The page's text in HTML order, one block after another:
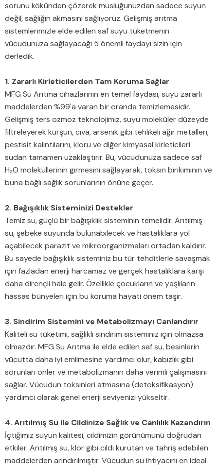
sorunu kökünden çözerek musluğunuzdan sadece suyun
değil, sağlığın akmasını sağlıyoruz. Gelişmiş arıtma
sistemlerimizle elde edilen saf suyu tüketmenin
vücudunuza sağlayacağı 5 önemli faydayı sizin için
derledik.
1. Zararlı Kirleticilerden Tam Koruma Sağlar
MFG Su Arıtma cihazlarının en temel faydası, suyu zararlı
maddelerden %99'a varan bir oranda temizlemesidir.
Gelişmiş ters ozmoz teknolojimiz, suyu moleküler düzeyde
filtreleyerek kurşun, cıva, arsenik gibi tehlikeli ağır metalleri,
pestisit kalıntılarını, kloru ve diğer kimyasal kirleticileri
sudan tamamen uzaklaştırır. Bu, vücudunuza sadece saf
H₂O moleküllerinin girmesini sağlayarak, toksin birikiminin ve
buna bağlı sağlık sorunlarının önüne geçer.
2. Bağışıklık Sisteminizi Destekler
Temiz su, güçlü bir bağışıklık sisteminin temelidir. Arıtılmış
su, şebeke suyunda bulunabilecek ve hastalıklara yol
açabilecek parazit ve mikroorganizmaları ortadan kaldırır.
Bu sayede bağışıklık sisteminiz bu tür tehditlerle savaşmak
için fazladan enerji harcamaz ve gerçek hastalıklara karşı
daha dirençli hale gelir. Özellikle çocukların ve yaşlıların
hassas bünyeleri için bu koruma hayati önem taşır.
3. Sindirim Sistemini ve Metabolizmayı Canlandırır
Kaliteli su tüketimi, sağlıklı sindirim sisteminiz için olmazsa
olmazdır. MFG Su Arıtma ile elde edilen saf su, besinlerin
vücutta daha iyi emilmesine yardımcı olur, kabızlık gibi
sorunları önler ve metabolizmanın daha verimli çalışmasını
sağlar. Vücudun toksinleri atmasına (detoksifikasyon)
yardımcı olarak genel enerji seviyenizi yükseltir.
4. Arıtılmış Su ile Cildinize Sağlık ve Canlılık Kazandırın
İçtiğimiz suyun kalitesi, cildimizin görünümünü doğrudan
etkiler. Arıtılmış su, klor gibi cildi kurutan ve tahriş edebilen
maddelerden arındırılmıştır. Vücudun su ihtiyacını en ideal